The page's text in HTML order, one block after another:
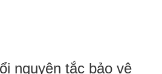
nguyên tắc bảo vệ